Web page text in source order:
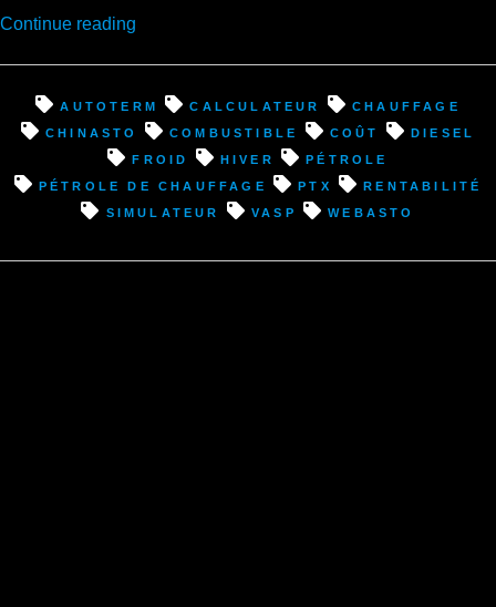
Continue reading
retour
d’expérience,
en
mode
vanlife
temps
autoterm calculateur
chauffage
chinasto
combustible coût
diesel
froid
hiver
pétrole
pétrole de chauffage
ptx
rentabilité
simulateur
vasp webasto